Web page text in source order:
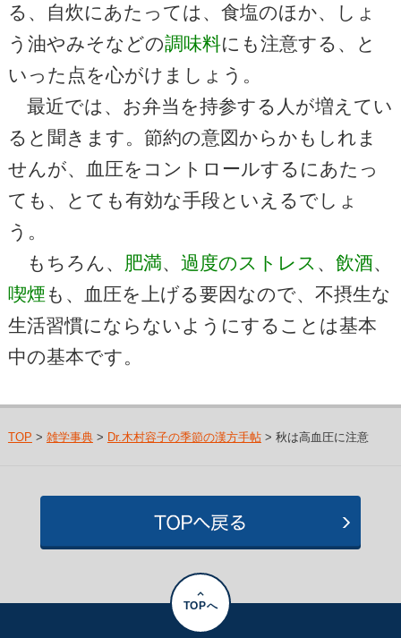
る、自炊にあたっては、食塩のほか、しょ
う油やみそなどの調味料にも注意する、と
いった点を心がけましょう。
最近では、お弁当を持参する人が増えてい
ると聞きます。節約の意図からかもしれま
せんが、血圧をコントロールするにあたっ
ても、とても有効な手段といえるでしょ
う。
もちろん、 肥満、 過度のストレス 、 飲酒、
喫煙 も、血圧を上げる要因なので、不摂生な
生活習慣にならないようにすることは基本
中の基本です。
TOP > 雑学事典> Dr.木村容子の季節の漢方手帖> 秋は高血圧に注意
TOPへ